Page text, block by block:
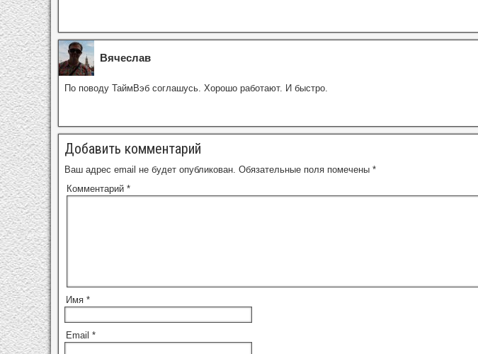
Вячеслав
По поводу ТаймВэб соглашусь. Хорошо работают. И быстро.
Добавить комментарий
Ваш адрес email не будет опубликован. Обязательные поля помечены *
Комментарий *
Имя *
Email *